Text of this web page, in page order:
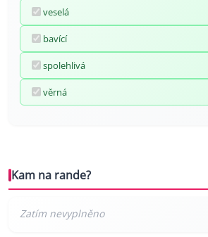
veselá
bavící
spolehlivá
věrná
Kam na rande?